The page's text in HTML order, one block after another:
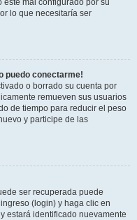
mal configurado por su
lo que necesitaría ser
puedo conectarme!
o borrado su cuenta por
remueven sus usuarios
de tiempo para reducir el peso
y participe de las
ser recuperada puede
(login) y haga clic en
estará identificado nuevamente